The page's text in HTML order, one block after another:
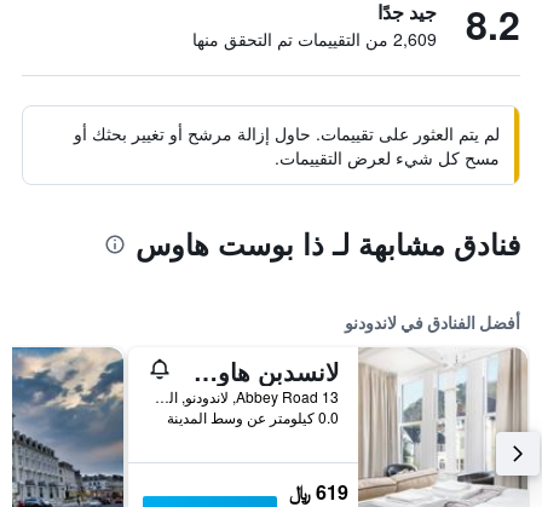
8.2 جيد جدًا
2,609 من التقييمات تم التحقق منها
لم يتم العثور على تقييمات. حاول إزالة مرشح أو تغيير بحثك أو
مسح كل شيء لعرض التقييمات.
فنادق مشابهة لـ ذا بوست هاوس
أفضل الفنادق في لاندودنو
لانسدبن هاوس ويذ برايفت كار بارك
Abbey Road 13, لاندودنو, المملكة المتحدة
0.0 كيلومتر عن وسط المدينة
619 ﷼